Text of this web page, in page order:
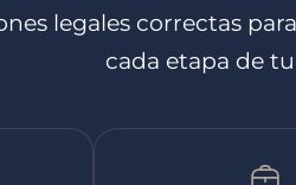
legales correctas
cada etapa de